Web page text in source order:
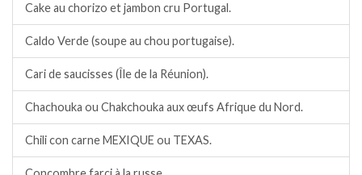
Cake au chorizo et jambon cru Portugal.
Caldo Verde (soupe au chou portugaise).
Cari de saucisses (Île de la Réunion).
Chachouka ou Chakchouka aux œufs Afrique du Nord.
Chili con carne MEXIQUE ou TEXAS.